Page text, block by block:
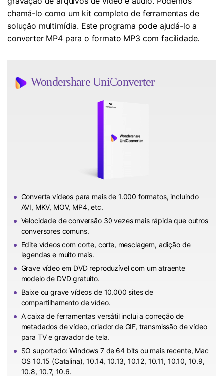
chamá-lo como um kit completo de ferramentas de
solução multimídia. Este programa pode ajudá-lo a
converter MP4 para o formato MP3 com facilidade.
Wondershare UniConverter
Converta vídeos para mais de 1.000 formatos, incluindo
AVI, MKV, MOV, MP4, etc.
Velocidade de conversão 30 vezes mais rápida que outros
conversores comuns.
Edite vídeos com corte, corte, mesclagem, adição de
legendas e muito mais.
Grave vídeo em DVD reproduzível com um atraente
modelo de DVD gratuito.
Baixe ou grave vídeos de 10.000 sites de
compartilhamento de vídeo.
A caixa de ferramentas versátil inclui a correção de
metadados de vídeo, criador de GIF, transmissão de vídeo
para TV e gravador de tela.
SO suportado: Windows 7 de 64 bits ou mais recente, Mac
OS 10.15 (Catalina), 10.14, 10.13, 10.12, 10.11, 10.10, 10.9,
10.8, 10.7, 10.6.